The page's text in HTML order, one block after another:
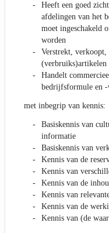
Heeft een goed
afdelingen van het
moet ingeschakeld
worden
Verstrekt,
(verbruiks)artikelen
Handelt
bedrijfsformule en
met inbegrip van kennis:
Basiskennis van
informatie
Basiskennis van
Kennis van de
Kennis van
Kennis van de
Kennis van
Kennis van de
Kennis van (de